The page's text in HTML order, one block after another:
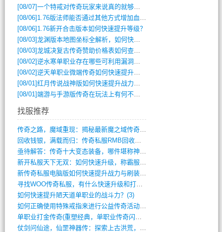
[08/07]一个特戒对传奇玩家来说真的就够用了吗？
[08/06] 1.76版法师能否通过其他方式增加血量？
[08/06] 1.76新开合击版本如何快速提升等级？
[08/03]龙渊版本地图坐标全解析，如何快速定位BOSS位置？
[08/03]龙城决复古传奇赞助价格表如何查询？
[08/02]逆水寒单职业存在哪些可利用漏洞？如何快速提升战力？
[08/02]逆天单职业微端传奇如何快速提升战力？新手必看攻略
[08/01]红月传说战神版如何快速提升战力？新手攻略全解析？
[08/01]端游与手游版传奇在玩法上有何不同？
找服推荐
传奇之路，魔域重现：揭秘最新魔之域传奇攻(712)
回收钱银，满载而归：传奇私服RMB回收装(548)
亟待解答：传奇十大变态装备，哪件堪称神器(347)
新开私服天下无双：如何快速升级，称霸服务(681)
新传奇私服电脑版如何快速提升战力与刷装备(835)
寻找WOO传奇私服，有什么快速升级和打宝(864)
如何快速提升陋天道单职业的战斗力？(3)
如何正确使用特殊戒指来进行公益传奇活动？(10)
单职业打金传奇(重塑经典，单职业传奇闪耀(10)
仗剑问仙途，仙罡神器传：探索上古洪荒，揭(813)